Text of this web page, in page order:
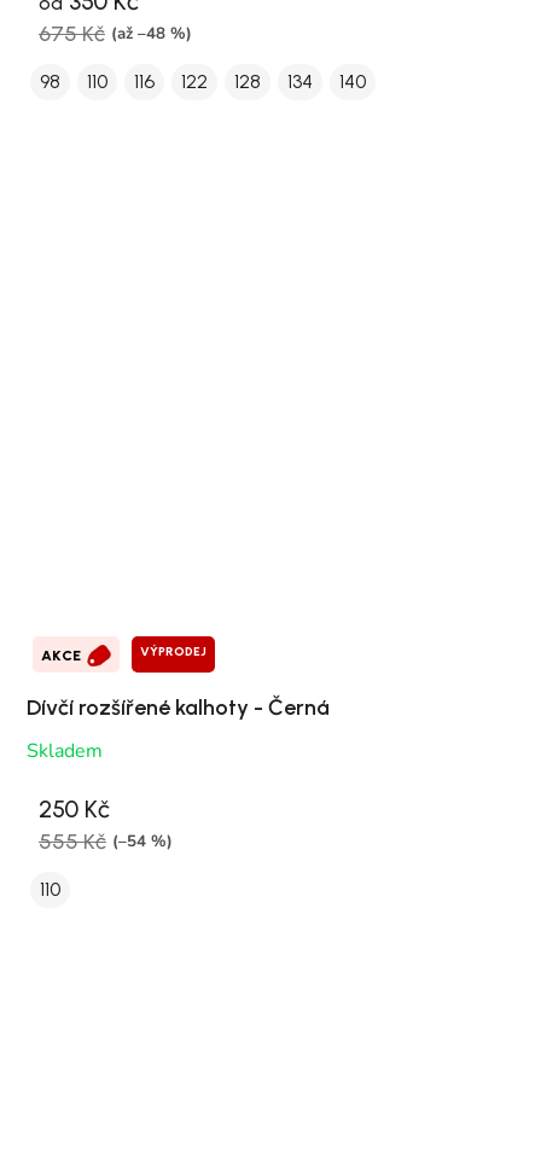
675 Kč (až –48 %)
98 110 116 122 128 134 140
AKCE VÝPRODEJ
Dívčí rozšířené kalhoty - Černá
Skladem
250 Kč
555 Kč (–54 %)
110